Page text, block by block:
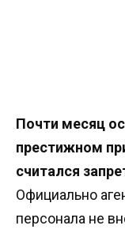
Почти месяц
престижном
считался
Официально
персонала не